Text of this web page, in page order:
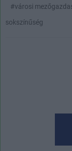
#városi
sokszínűség